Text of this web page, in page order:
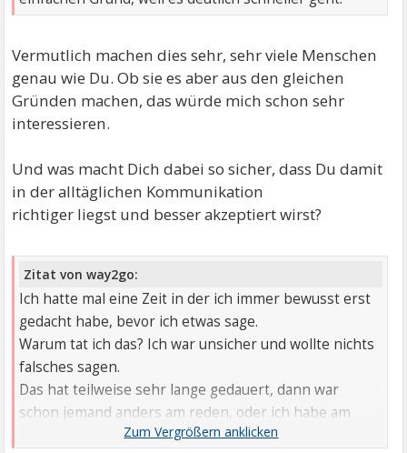
Vermutlich machen dies sehr, sehr viele Menschen
genau wie Du. Ob sie es aber aus den gleichen
Gründen machen, das würde mich schon sehr
interessieren.
Und was macht Dich dabei so sicher, dass Du damit
in der alltäglichen Kommunikation
richtiger liegst und besser akzeptiert wirst?
Zitat von way2go:
Ich hatte mal eine Zeit in der ich immer bewusst erst
gedacht habe, bevor ich etwas sage.
Warum tat ich das? Ich war unsicher und wollte nichts
falsches sagen.
Das hat teilweise sehr lange gedauert, dann war
schon jemand anders am reden, oder ich habe am
Ende einfach nichts mehr gesagt, weil ich mich nicht